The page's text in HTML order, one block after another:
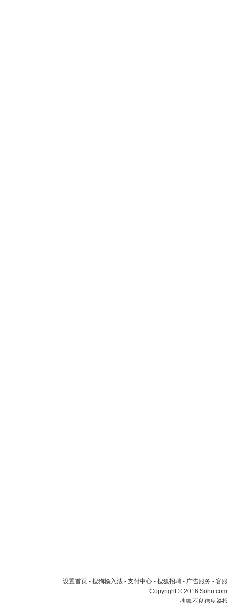
设置首页 - 搜狗输入法 - 支付中心 - 搜狐招聘 - 广告服务 - 客
Copyright©2016
搜狐不良信息举